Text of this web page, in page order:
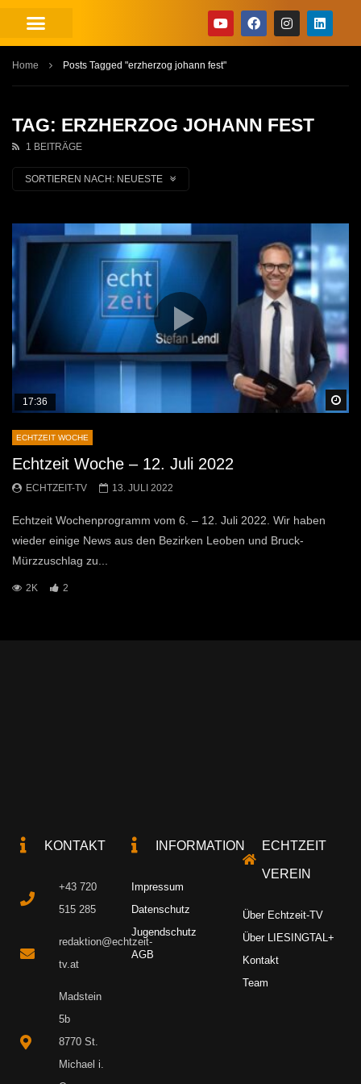
Home Posts Tagged "erzherzog johann fest"
TAG: ERZHERZOG JOHANN FEST
1 BEITRÄGE
SORTIEREN NACH: NEUESTE
17:36
ECHTZEIT WOCHE
Echtzeit Woche – 12. Juli 2022
ECHTZEIT-TV 13. JULI 2022
Echtzeit Wochenprogramm vom 6. – 12. Juli 2022. Wir haben
wieder einige News aus den Bezirken Leoben und Bruck-
Mürzzuschlag zu...
2K 2
KONTAKT
+43 720
515 285
redaktion@echtzeit-
tv.at
Madstein
5b
8770 St.
Michael i.
INFORMATION
Impressum
Datenschutz
Jugendschutz
AGB
ECHTZEIT
VEREIN
Über Echtzeit-TV
Über LIESINGTAL+
Kontakt
Team